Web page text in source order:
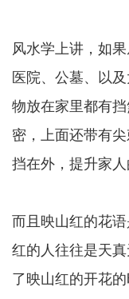
风水学上讲，如
医院、公墓、以
物放在家里都有
密，上面还带有
挡在外，提升家人
而且映山红的花语
红的人往往是天
了映山红的开花